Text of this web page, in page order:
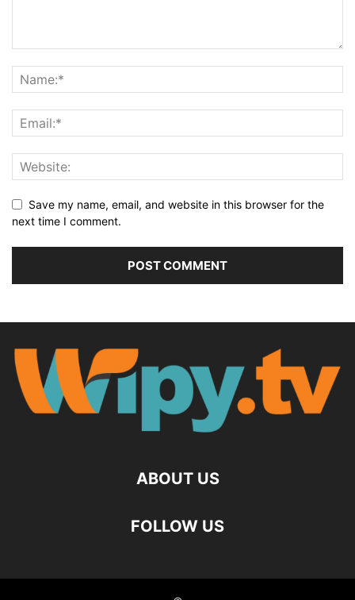
Save my name, email, and website in this browser for the
next time I comment.
ABOUT US
FOLLOW US